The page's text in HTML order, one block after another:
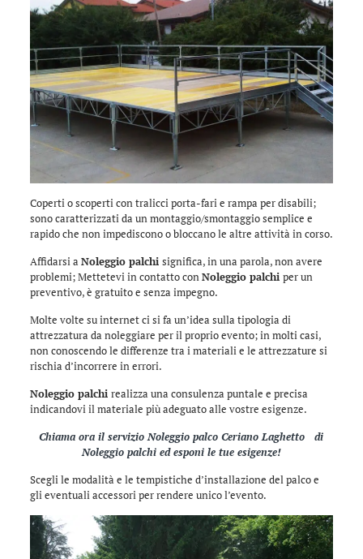
Coperti o scoperti con tralicci porta-fari e rampa per disabili;
sono caratterizzati da un montaggio/smontaggio semplice e
rapido che non impediscono o bloccano le altre attività in corso.
Affidarsi a Noleggio palchi significa, in una parola, non avere
problemi; Mettetevi in contatto conNoleggio palchi per un
preventivo, è gratuito e senza impegno.
Molte volte su internet ci si fa un’idea sulla tipologia di
attrezzatura da noleggiare per il proprio evento; in molti casi,
non conoscendo le differenze tra i materiali e le attrezzature si
rischia d’incorrere in errori.
Noleggio palchi realizza una consulenza puntale e precisa
indicandovi il materiale più adeguato alle vostre esigenze.
Chiama ora il servizioNoleggio palco Ceriano Laghettodi
Noleggio palchi ed esponi le tue esigenze!
Scegli le modalità e le tempistiche d’installazione del palco e
gli eventuali accessori per rendere unico l’evento.